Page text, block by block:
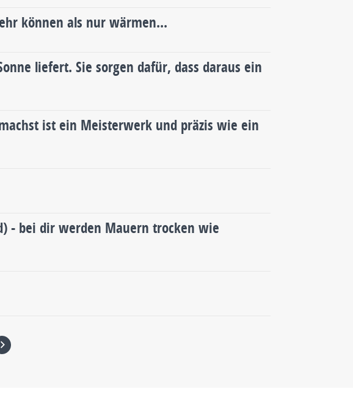
können als nur wärmen...
liefert. Sie sorgen dafür, dass daraus ein
ist ein Meisterwerk und präzis wie ein
- bei dir werden Mauern trocken wie